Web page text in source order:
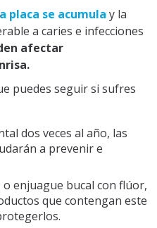
placa se acumula y la
a caries e infecciones
afectar
puedes seguir si sufres
dos veces al año, las
a prevenir e
enjuague bucal con flúor,
que contengan este